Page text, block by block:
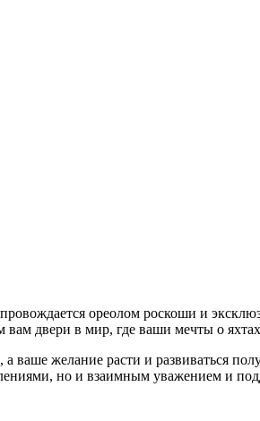
ореолом роскоши и
двери в мир, где ваши мечты о
ваше желание расти и развиваться
но и взаимным уважением и